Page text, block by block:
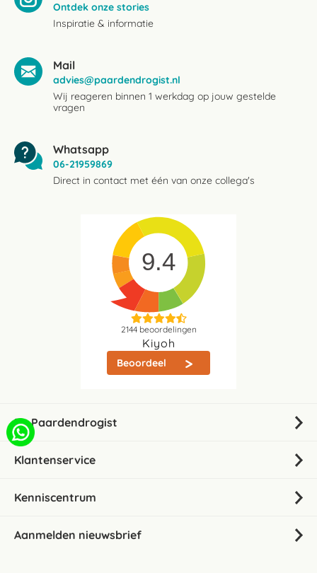
Ontdek onze stories
Inspiratie & informatie
Mail
advies@paardendrogist.nl
Wij reageren binnen 1 werkdag op jouw gestelde
vragen
Whatsapp
06-21959869
Direct in contact met één van onze collega's
9.4
2144beoordelingen
Kiyoh
Beoordeel
De Paardendrogist
Klantenservice
Kenniscentrum
Aanmelden nieuwsbrief